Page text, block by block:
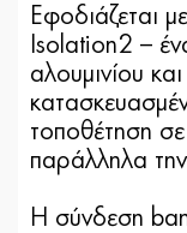
Εφοδιάζεται
Isolation2 –
αλουμινίου
τοποθέτηση
παράλληλα
Η σύνδεση